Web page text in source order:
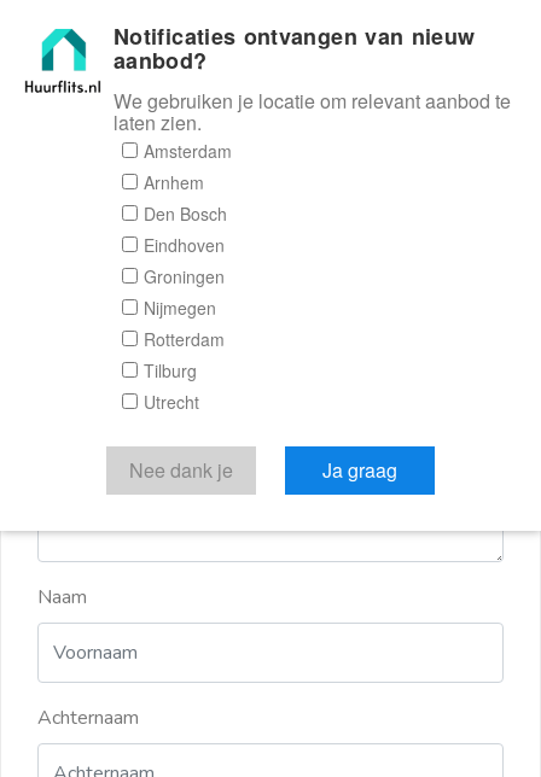
Huurflits
Reactieformulier
Huurflits
Verstuur je bericht
Door een bericht te sturen kom je in contact met de
aanbieder of makelaar van de woning.
Naam
Achternaam
Notificaties ontvangen van nieuw
aanbod?
We gebruiken je locatie om relevant aanbod te
laten zien.
Amsterdam
Arnhem
Den Bosch
Eindhoven
Groningen
Nijmegen
Rotterdam
Tilburg
Utrecht
Nee dank je Ja graag